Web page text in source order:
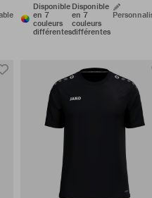
Disponible
en 7
couleurs
différentes
Disponible
en 7
couleurs
différentes